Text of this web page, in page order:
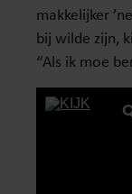
makkelijker
bij wilde zijn,
“Als ik moe